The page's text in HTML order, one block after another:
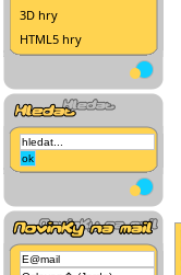
3D hry
HTML5 hry